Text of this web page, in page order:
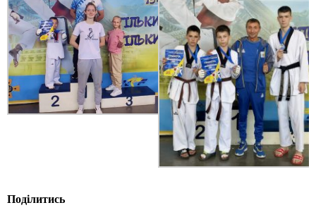
Поділитись